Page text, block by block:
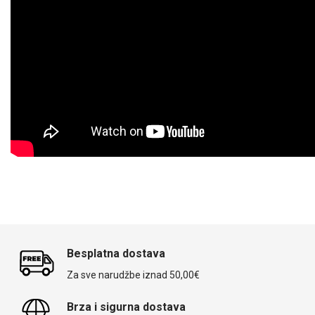
Besplatna dostava
Za sve narudžbe iznad 50,00€
Brza i sigurna dostava